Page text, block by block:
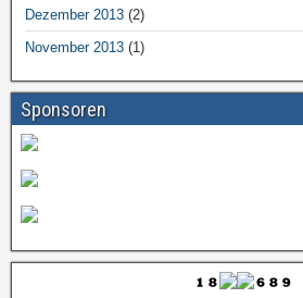
Dezember 2013 (2)
November 2013 (1)
Sponsoren